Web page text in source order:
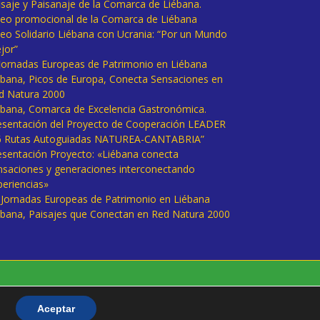
y Paisanaje de la Comarca de Liébana.
promocional de la Comarca de Liébana
Solidario Liébana con Ucrania: “Por un Mundo
Europeas de Patrimonio en Liébana
Picos de Europa, Conecta Sensaciones en
Natura 2000
Comarca de Excelencia Gastronómica.
del Proyecto de Cooperación LEADER
Rutas Autoguiadas NATUREA-CANTABRIA”
Proyecto: «Liébana conecta
y generaciones interconectando
Europeas de Patrimonio en Liébana
Paisajes que Conectan en Red Natura 2000
Aceptar